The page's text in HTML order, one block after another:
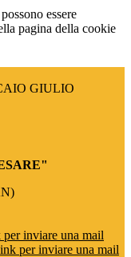
essere
pagina della cookie
GIULIO
inviare una mail
per inviare una mail